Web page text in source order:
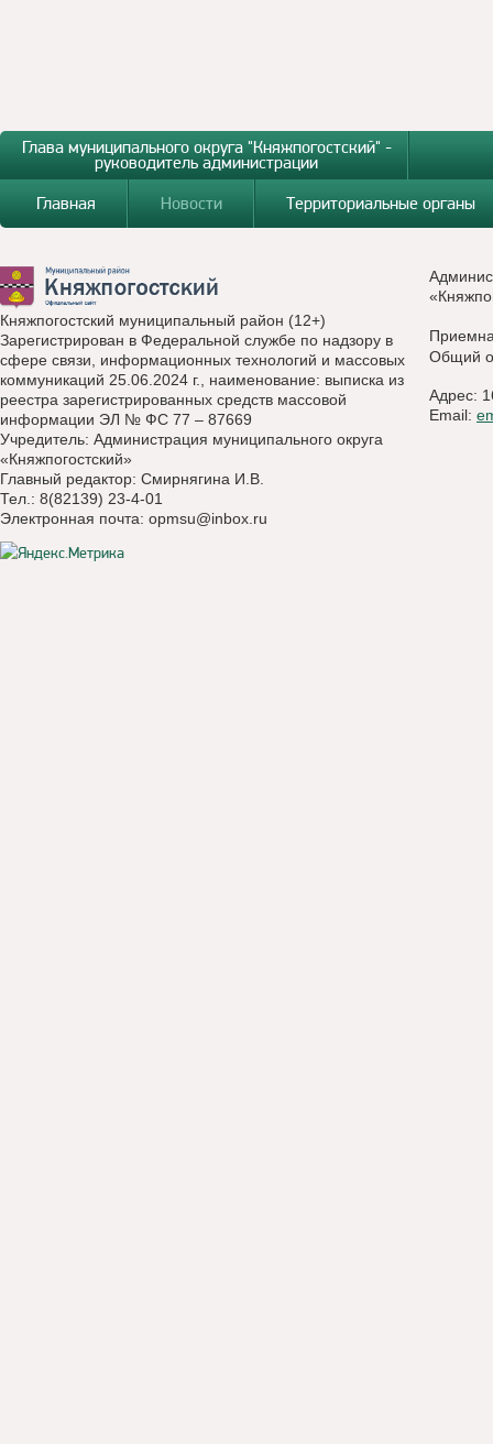
Глава муниципального округа "Княжпогостский" -
руководитель администрации
Главная
Новости Территориальные органы
Княжпогостский муниципальный район (12+)
Зарегистрирован в Федеральной службе по надзору в
сфере связи, информационных технологий и массовых
коммуникаций 25.06.2024 г., наименование: выписка из
реестра зарегистрированных средств массовой
информации ЭЛ № ФС 77 – 87669
Учредитель: Администрация муниципального округа
«Княжпогостский»
Главный редактор: Смирнягина И.В.
Тел.: 8(82139) 23-4-01
Электронная почта: opmsu@inbox.ru
Общий
Адрес:
Email: